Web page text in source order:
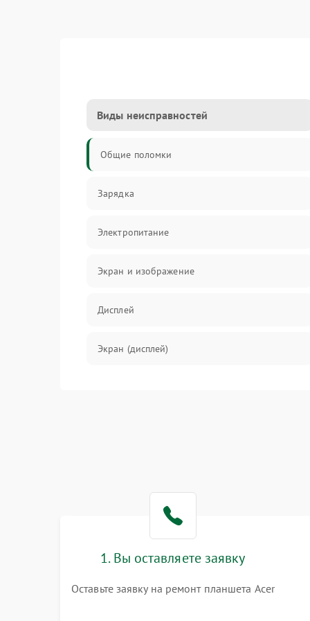
Виды неисправностей
Общие поломки
Зарядка
Электропитание
Экран и изображение
Дисплей
Экран (дисплей)
Влага и механические повреждения
Сеть и интернет
1. Вы оставляете заявку
Оставьте заявку на ремонт планшета Acer